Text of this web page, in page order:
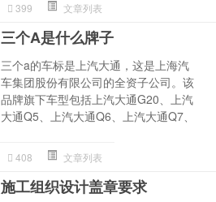
399 文章列表
三个A是什么牌子
三个a的车标是上汽大通，这是上海汽
车集团股份有限公司的全资子公司。该
品牌旗下车型包括上汽大通G20、上汽
大通Q5、上汽大通Q6、上汽大通Q7、
408 文章列表
施工组织设计盖章要求